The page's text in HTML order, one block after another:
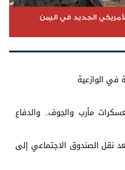
الوازعية
مأرب والجوف.. والدفاع
نقل الصندوق الاجتماعي إلى